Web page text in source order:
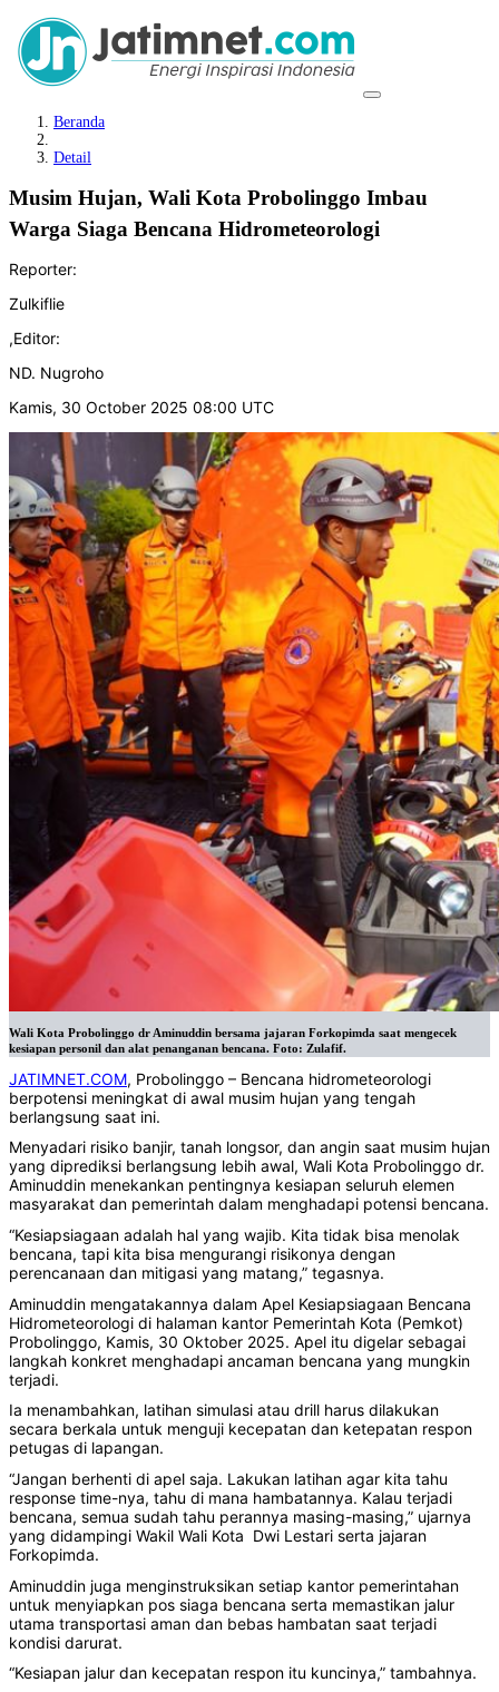
Beranda
Detail
Musim Hujan, Wali Kota Probolinggo Imbau
Warga Siaga Bencana Hidrometeorologi
Reporter:
Zulkiflie
,Editor:
ND. Nugroho
Kamis, 30 October 2025 08:00 UTC
‎Wali Kota Probolinggo dr Aminuddin bersama jajaran Forkopimda saat mengecek
kesiapan personil dan alat penanganan bencana. Foto: Zulafif.
JATIMNET.COM, Probolinggo – Bencana hidrometeorologi
berpotensi meningkat di awal musim hujan yang tengah
berlangsung saat ini.
Menyadari risiko banjir, tanah longsor, dan angin saat musim hujan
yang diprediksi berlangsung lebih awal, Wali Kota Probolinggo dr.
Aminuddin menekankan pentingnya kesiapan seluruh elemen
masyarakat dan pemerintah dalam menghadapi potensi bencana.
‎‎“Kesiapsiagaan adalah hal yang wajib. Kita tidak bisa menolak
bencana, tapi kita bisa mengurangi risikonya dengan
perencanaan dan mitigasi yang matang,” tegasnya.
‎‎Aminuddin mengatakannya dalam Apel Kesiapsiagaan Bencana
Hidrometeorologi di halaman kantor Pemerintah Kota (Pemkot)
Probolinggo, Kamis, 30 Oktober 2025. Apel itu digelar sebagai
langkah konkret menghadapi ancaman bencana yang mungkin
terjadi.
Ia menambahkan, latihan simulasi atau drill harus dilakukan
secara berkala untuk menguji kecepatan dan ketepatan respon
petugas di lapangan.
‎‎“Jangan berhenti di apel saja. Lakukan latihan agar kita tahu
response time-nya, tahu di mana hambatannya. Kalau terjadi
bencana, semua sudah tahu perannya masing-masing,” ujarnya
yang didampingi Wakil Wali Kota Dwi Lestari serta jajaran
Forkopimda.
‎‎Aminuddin juga menginstruksikan setiap kantor pemerintahan
untuk menyiapkan pos siaga bencana serta memastikan jalur
utama transportasi aman dan bebas hambatan saat terjadi
kondisi darurat.
‎‎“Kesiapan jalur dan kecepatan respon itu kuncinya,” tambahnya.